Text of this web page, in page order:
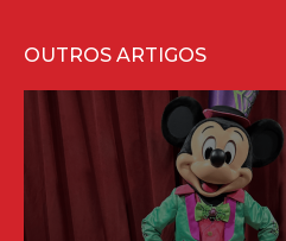
OUTROS ARTIGOS